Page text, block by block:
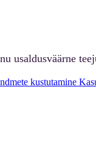
usaldusväärne
kustutamine